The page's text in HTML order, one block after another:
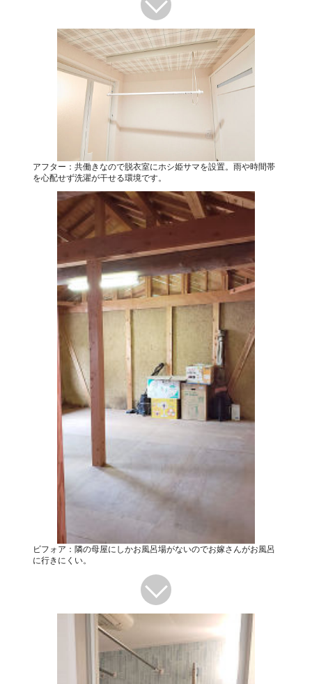
アフター：共働きなので脱衣室にホシ姫サマを設置。雨や時間帯
を心配せず洗濯が干せる環境です。
ビフォア：隣の母屋にしかお風呂場がないのでお嫁さんがお風呂
に行きにくい。